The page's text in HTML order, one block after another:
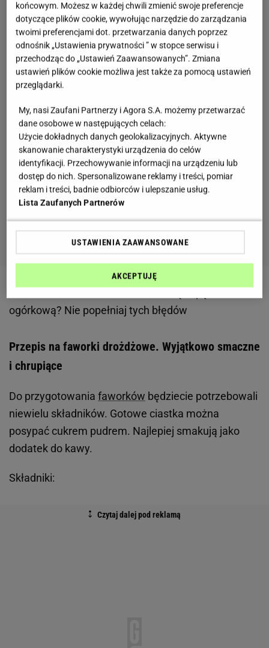
ogórkową? Nie popełniaj tych błędów
Przepis na faworki drożdżowe. Wyjątkowo smaczne
i chrupiące
Do przygotowania faworków będziecie potrzebowali
niewielu składników. Gotowe ciastka można
posypać cukrem pudrem. Najlepiej smakują jako
dodatek do kawy.
Składniki:
końcowym. Możesz w każdej chwili zmienić swoje preferencje
dotyczące plików cookie, wywołując narzędzie do zarządzania
twoimi preferencjami dot. przetwarzania danych poprzez
odnośnik „Ustawienia prywatności ” w stopce serwisu i
przechodząc do „Ustawień Zaawansowanych”. Zmiana
ustawień plików cookie możliwa jest także za pomocą ustawień
przeglądarki.
My, nasi Zaufani Partnerzy i Agora S.A. możemy przetwarzać
dane osobowe w następujących celach:
Użycie dokładnych danych geolokalizacyjnych. Aktywne
skanowanie charakterystyki urządzenia do celów
identyfikacji. Przechowywanie informacji na urządzeniu lub
dostęp do nich. Spersonalizowane reklamy i treści, pomiar
reklam i treści, badnie odbiorców i ulepszanie usług.
Lista Zaufanych Partnerów
USTAWIENIA ZAAWANSOWANE
AKCEPTUJĘ